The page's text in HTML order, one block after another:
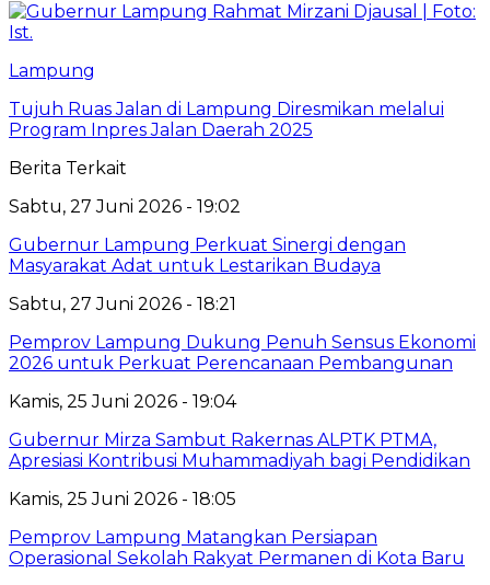
Lampung
Tujuh Ruas Jalan di Lampung Diresmikan melalui
Program Inpres Jalan Daerah 2025
Berita Terkait
Sabtu, 27 Juni 2026 - 19:02
Gubernur Lampung Perkuat Sinergi dengan
Masyarakat Adat untuk Lestarikan Budaya
Sabtu, 27 Juni 2026 - 18:21
Pemprov Lampung Dukung Penuh Sensus Ekonomi
2026 untuk Perkuat Perencanaan Pembangunan
Kamis, 25 Juni 2026 - 19:04
Gubernur Mirza Sambut Rakernas ALPTK PTMA,
Apresiasi Kontribusi Muhammadiyah bagi Pendidikan
Kamis, 25 Juni 2026 - 18:05
Pemprov Lampung Matangkan Persiapan
Operasional Sekolah Rakyat Permanen di Kota Baru